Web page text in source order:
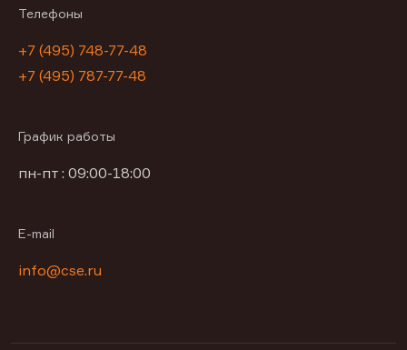
Телефоны
+7 (495) 748-77-48
+7 (495) 787-77-48
График работы
пн-пт : 09:00-18:00
E-mail
info@cse.ru